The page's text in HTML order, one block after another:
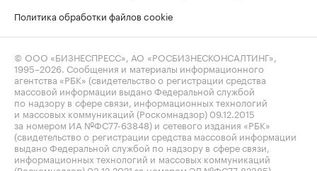
Политика обработки файлов cookie
© ООО «БИЗНЕСПРЕСС», АО «РОСБИЗНЕСКОНСАЛТИНГ»,
1995–2026 . Сообщения и материалы информационного
агентства «РБК» (свидетельство о регистрации средства
массовой информации выдано Федеральной службой
по надзору в сфере связи, информационных технологий
и массовых коммуникаций (Роскомнадзор) 09.12.2015
за номером ИА №ФС77-63848) и сетевого издания «РБК»
(свидетельство о регистрации средства массовой информации
выдано Федеральной службой по надзору в сфере связи,
информационных технологий и массовых коммуникаций